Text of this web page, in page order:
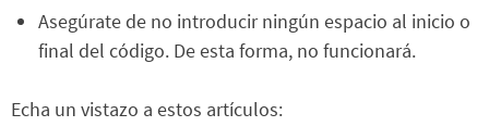
Asegúrate de no introducir ningún espacio al inicio o
final del código. De esta forma, no funcionará.
Echa un vistazo a estos artículos: